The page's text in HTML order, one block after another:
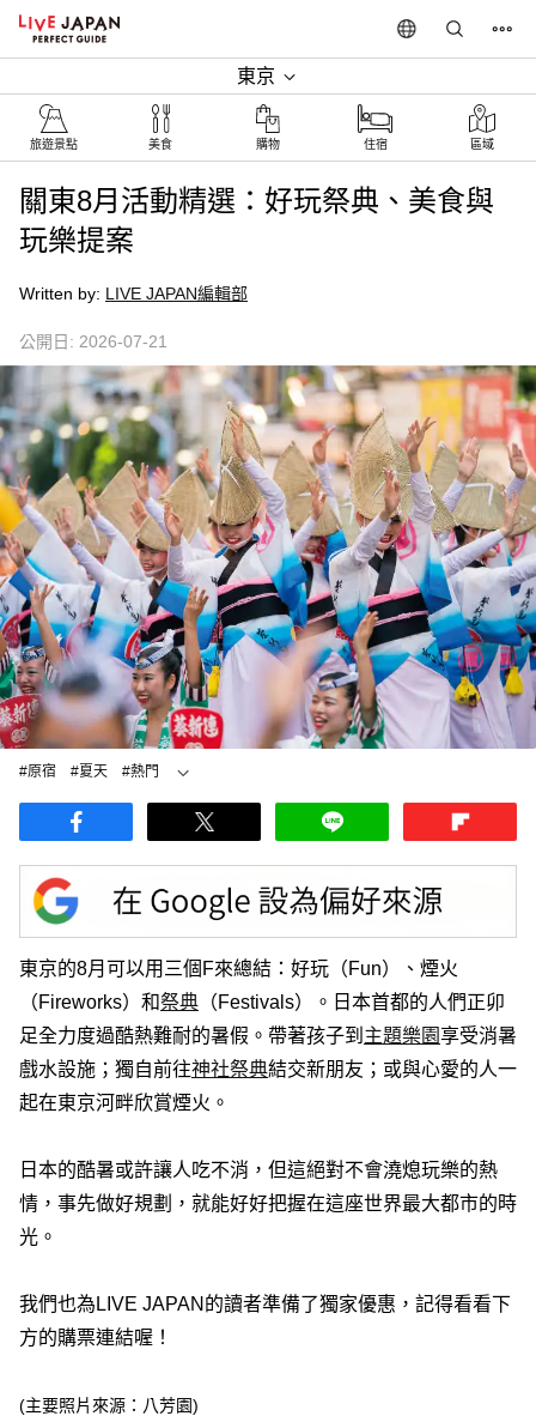
東京
旅遊景點‎ 美食 購物 住宿 區域
關東8月活動精選：好玩祭典、美食與
玩樂提案
Written by: LIVE JAPAN編輯部
公開日: 2026-07-21
#原宿 #夏天
#熱門
東京的8月可以用三個F來總結：好玩（Fun）、煙火
（Fireworks）和祭典 （Festivals）。日本首都的人們正卯
足全力度過酷熱難耐的暑假。帶著孩子到 主題樂園享受消暑
戲水設施；獨自前往神社祭典結交新朋友；或與心愛的人一
起在東京河畔欣賞煙火。
日本的酷暑或許讓人吃不消，但這絕對不會澆熄玩樂的熱
情，事先做好規劃，就能好好把握在這座世界最大都市的時
光。
我們也為LIVE JAPAN的讀者準備了獨家優惠，記得看看下
方的購票連結喔！
(主要照片來源：八芳園)